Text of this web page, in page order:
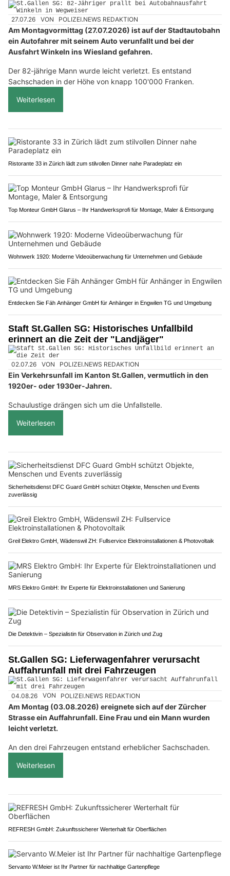
27.07.26 VON POLIZEI.NEWS REDAKTION
Am Montagvormittag (27.07.2026) ist auf der Stadtautobahn
ein Autofahrer mit seinem Auto verunfallt und bei der
Ausfahrt Winkeln ins Wiesland gefahren.
Der 82-jährige Mann wurde leicht verletzt. Es entstand
Sachschaden in der Höhe von knapp 100'000 Franken.
Weiterlesen
Ristorante 33 in Zürich lädt zum stilvollen Dinner nahe Paradeplatz ein
Top Monteur GmbH Glarus – Ihr Handwerksprofi für Montage, Maler & Entsorgung
Wohnwerk 1920: Moderne Videoüberwachung für Unternehmen und Gebäude
Entdecken Sie Fäh Anhänger GmbH für Anhänger in Engwilen TG und Umgebung
Staft St.Gallen SG: Historisches Unfallbild
erinnert an die Zeit der "Landjäger"
02.07.26 VON POLIZEI.NEWS REDAKTION
Ein Verkehrsunfall im Kanton St.Gallen, vermutlich in den
1920er- oder 1930er-Jahren.
Schaulustige drängen sich um die Unfallstelle.
Weiterlesen
Sicherheitsdienst DFC Guard GmbH schützt Objekte, Menschen und Events
zuverlässig
Greil Elektro GmbH, Wädenswil ZH: Fullservice Elektroinstallationen & Photovoltaik
MRS Elektro GmbH: Ihr Experte für Elektroinstallationen und Sanierung
Die Detektivin – Spezialistin für Observation in Zürich und Zug
St.Gallen SG: Lieferwagenfahrer verursacht
Auffahrunfall mit drei Fahrzeugen
04.08.26 VON POLIZEI.NEWS REDAKTION
Am Montag (03.08.2026) ereignete sich auf der Zürcher
Strasse ein Auffahrunfall. Eine Frau und ein Mann wurden
leicht verletzt.
An den drei Fahrzeugen entstand erheblicher Sachschaden.
Weiterlesen
REFRESH GmbH: Zukunftssicherer Werterhalt für Oberflächen
Servanto W.Meier ist Ihr Partner für nachhaltige Gartenpflege